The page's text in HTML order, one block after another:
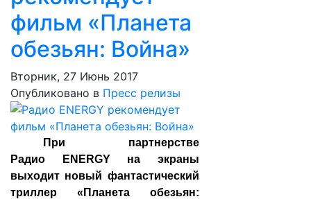
фильм «Планета
обезьян: Война»
Вторник, 27 Июнь 2017
Опубликовано в Пресс релизы
При партнерстве
Радио
ENERGYна экраны
выходит новый фантастический
триллер «Планета обезьян: